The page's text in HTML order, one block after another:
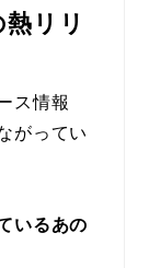
リリ
ス情報
がってい
いるあの